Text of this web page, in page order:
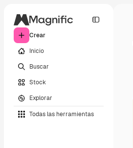
Crear
Inicio
Buscar
Stock
Explorar
Todas las herramientas